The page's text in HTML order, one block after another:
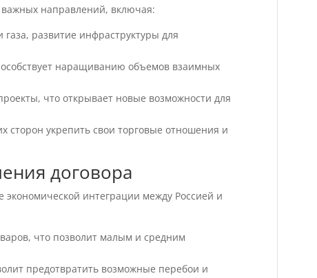
важных направлений, включая:
развитие инфраструктуры для
наращиванию объемов взаимных
что открывает новые возможности для
сторон укрепить свои торговые отношения и
договора
экономической интеграции между Россией и
что позволит малым и средним
предотвратить возможные перебои и